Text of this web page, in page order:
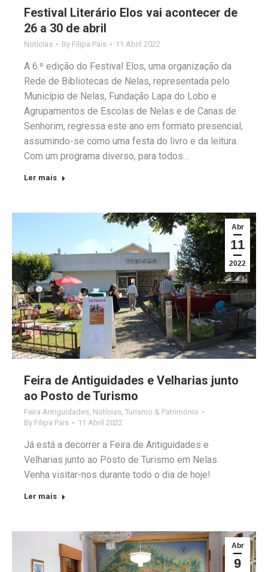
Festival Literário Elos vai acontecer de
26 a 30 de abril
Notícias By Filipa Pais 11 Abril 2022
A 6.º edição do Festival Elos, uma organização da
Rede de Bibliotecas de Nelas, representada pelo
Município de Nelas, Fundação Lapa do Lobo e
Agrupamentos de Escolas de Nelas e de Canas de
Senhorim, regressa este ano em formato presencial,
assumindo-se como uma festa do livro e da leitura.
Com um programa diverso, para todos…
Ler mais
Abr
11
2022
Feira de Antiguidades e Velharias junto
ao Posto de Turismo
Feira Antiguidades, Notícias, Turismo & Património
By Filipa Pais 11 Abril 2022
Já está a decorrer a Feira de Antiguidades e
Velharias junto ao Posto de Turismo em Nelas.
Venha visitar-nos durante todo o dia de hoje!
Ler mais
Abr
9